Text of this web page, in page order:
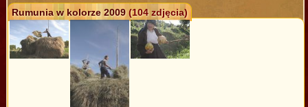
Rumunia w kolorze 2009(104 zdjęcia)